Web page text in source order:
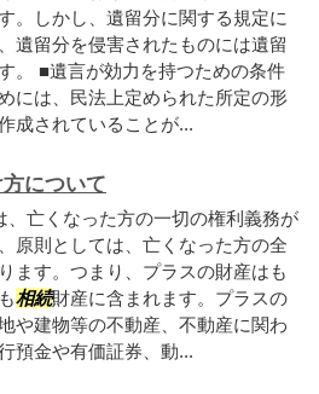
。しかし、遺留分に関する規定に
遺留分を侵害されたものには遺留
。 ■遺言が効力を持つための条件
には、民法上定められた所定の形
成されていることが...
について
、亡くなった方の一切の権利義務が
原則としては、亡くなった方の全
ます。つまり、プラスの財産はも
相続財産に含まれます。プラスの
や建物等の不動産、不動産に関わ
預金や有価証券、動...